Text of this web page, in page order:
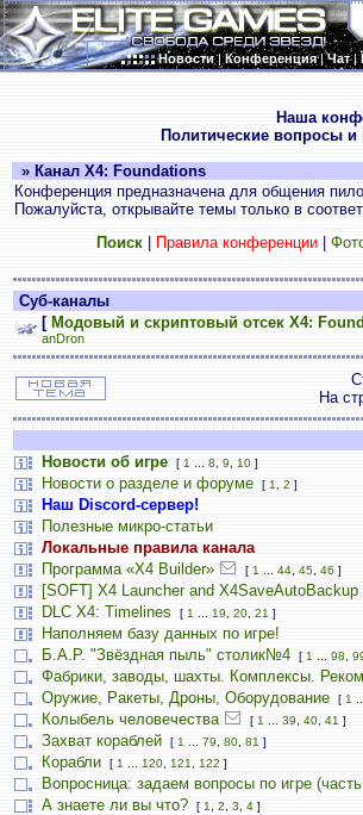
Новости|Конференция|Чат|
Наша
Политические вопросы
» Канал X4: Foundations
Конференция предназначена для общения
Пожалуйста, открывайте темы только в
Поиск| Правила конференции|
Суб-каналы
[ Модовый и скриптовый отсек X4:
anDron
На
Новости об игре [ 1 8 9 10 ]
Новости о разделе и форуме [ 1 2 ]
Наш Discord-сервер!
Полезные микро-статьи
Локальные правила канала
Программа «X4 Builder»
[ 1 44 45 46 ]
[SOFT] X4 Launcher and X4SaveAutoBackup
DLC X4: Timelines [ 1 19 20 21 ]
Наполняем базу данных по игре!
Б.А.Р. "Звёздная пыль" столик№4
[ 1 98
Фабрики, заводы, шахты. Комплексы.
Оружие, Ракеты, Дроны, Оборудование [ 1
Колыбель человечества [ 1 39 40 41 ]
Захват кораблей [ 1 79 80 81 ]
Корабли [ 1 120 121 122 ]
Вопросница: задаем вопросы по игре
А знаете ли вы что? [ 1 2 3 4 ]